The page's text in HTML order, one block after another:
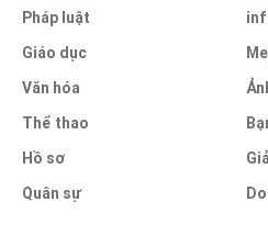
Pháp luật
Giáo dục
Văn hóa
Thể thao
Hồ sơ
Quân sự